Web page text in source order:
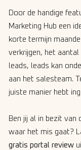
Door de handige
Marketing Hub een
korte termijn
verkrijgen, het
leads, leads kan
aan het salesteam.
juiste manier hebt
Ben jij al in bezit van
waar het mis gaat?
gratis portal review